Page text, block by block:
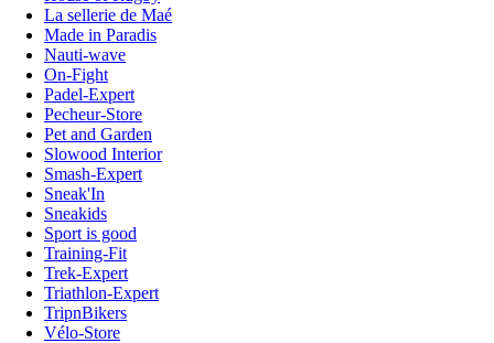
La sellerie de Maé
Made in Paradis
Nauti-wave
On-Fight
Padel-Expert
Pecheur-Store
Pet and Garden
Slowood Interior
Smash-Expert
Sneak'In
Sneakids
Sport is good
Training-Fit
Trek-Expert
Triathlon-Expert
TripnBikers
Vélo-Store